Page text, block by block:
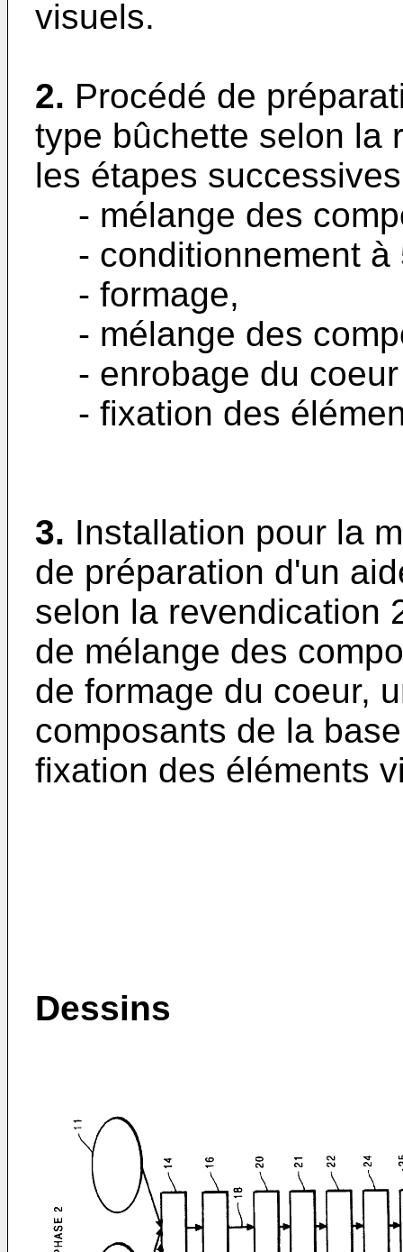
visuels.
2. Procédé de
type bûchette selon la
les étapes
- mélange des
- conditionnement à
- formage,
- mélange des
- enrobage du
- fixation des
3. Installation pour la
de préparation d'un
selon la revendication
de mélange des
de formage du coeur,
composants de la
fixation des éléments
Dessins